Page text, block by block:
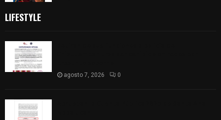
LIFESTYLE
agosto 7, 2026 0